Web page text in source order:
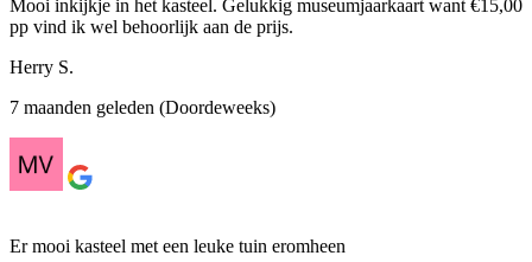
Mooi inkijkje in het kasteel. Gelukkig museumjaarkaart want €15,00
pp vind ik wel behoorlijk aan de prijs.
Herry S.
7 maanden geleden (Doordeweeks)
Er mooi kasteel met een leuke tuin eromheen